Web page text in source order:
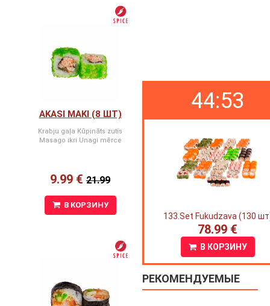
AKASI MAKI (8 ШТ)
Krabju gaļa Kūpināts zutis
Masago ikri Unagi mērce
9.99 € 21.99
В КОРЗИНУ
44:53
133.Set Fukudzava (130
78.99 €
В КОРЗИНУ
РЕКОМЕНДУЕМЫЕ